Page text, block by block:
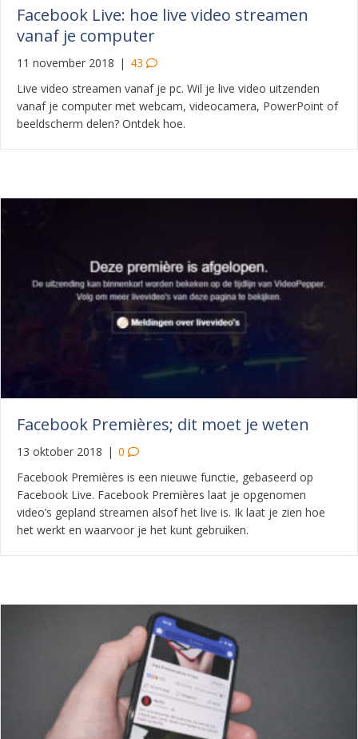
Facebook Live: hoe live video streamen
vanaf je computer
11 november 2018 | 43
Live video streamen vanaf je pc. Wil je live video uitzenden
vanaf je computer met webcam, videocamera, PowerPoint of
beeldscherm delen? Ontdek hoe.
Facebook Premières; dit moet je weten
13 oktober 2018 | 0
Facebook Premières is een nieuwe functie, gebaseerd op
Facebook Live. Facebook Premières laat je opgenomen
video’s gepland streamen alsof het live is. Ik laat je zien hoe
het werkt en waarvoor je het kunt gebruiken.